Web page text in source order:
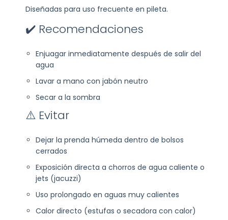
Diseñadas para uso frecuente en pileta.
✔️ Recomendaciones
Enjuagar inmediatamente después de salir del
agua
Lavar a mano con jabón neutro
Secar a la sombra
⚠️ Evitar
Dejar la prenda húmeda dentro de bolsos
cerrados
Exposición directa a chorros de agua caliente o
jets (jacuzzi)
Uso prolongado en aguas muy calientes
Calor directo (estufas o secadora con calor)